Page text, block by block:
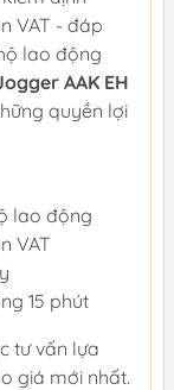
VAT - đáp
lao động
AAK EH
quyền lợi
lao động
VAT
15 phút
tư vấn lựa
giá mới nhất.